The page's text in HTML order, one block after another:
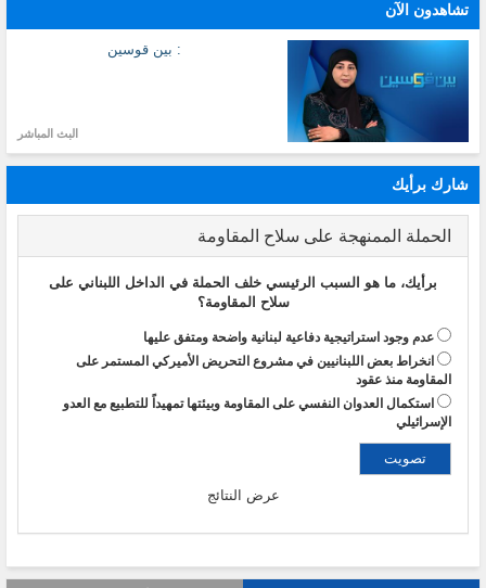
تشاهدون الآن
: بين قوسين
البث المباشر
شارك برأيك
الحملة الممنهجة على سلاح المقاومة
برأيك، ما هو السبب الرئيسي خلف الحملة في الداخل اللبناني على
سلاح المقاومة؟
عدم وجود استراتيجية دفاعية لبنانية واضحة ومتفق عليها
انخراط بعض اللبنانيين في مشروع التحريض الأميركي المستمر على
المقاومة منذ عقود
استكمال العدوان النفسي على المقاومة وبيئتها تمهيداً للتطبيع مع العدو
الإسرائيلي
عرض النتائج